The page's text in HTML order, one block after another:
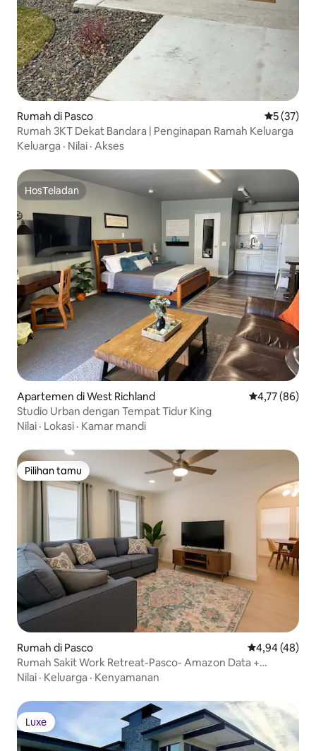
Rumah di Pasco Nilai rata-
5 (37)
Rumah 3KT Dekat Bandara | Penginapan Ramah Keluarga
Keluarga · Nilai · Akses
HosTeladan
HosTeladan
Apartemen di West Richland Nilai rata-rata
4,77 (86)
Studio Urban dengan Tempat Tidur King
Nilai · Lokasi · Kamar mandi
Pilihan tamu
Pilihan tamu
Rumah di Pasco Nilai rata-rata
4,94 (48)
Rumah Sakit Work Retreat-Pasco- Amazon Data +
Lourdes
Nilai · Keluarga · Kenyamanan
Luxe
Luxe